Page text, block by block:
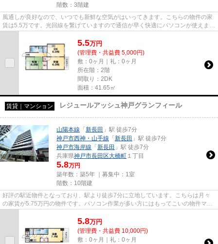
階数：3階建
風通しが良好なので、いつでも新鮮な空気がはいってきます。こちらの物件の家
賃は5.5万です。光回線を繋げていますので通信が早く快適にパソコンが使えま
5.5万円
(管理費・共益費 5,000円)
敷：0ヶ月｜礼：0ヶ月
所在階：2階
間取り：2DK
面積：41.65㎡
賃貸｜マンション レジュールアッシュ神戸グランフィール
山陽本線 「 新長田 」駅 徒歩7分
神戸市西神・山手線 「 新長田 」駅 徒歩7分
神戸市海岸線 「 新長田 」駅 徒歩7分
兵庫県神戸市長田区大橋町 １丁目
5.8万円
築年数：築5年 ｜募集中： 1室
階数：10階建
好評の駅近物件となっており、駅より徒歩7分に立地しています。こちらは月々
の家賃が5.75万円の物件です。パソコン作業が多い方にはもってこいの物件マン
5.8万円
(管理費・共益費 10,000円)
敷：0ヶ月｜礼：0ヶ月